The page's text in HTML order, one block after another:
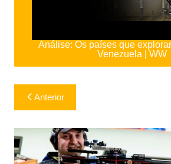
Análise: Os países que
Venezuela | WW
Navegação
de
Post
Anterior